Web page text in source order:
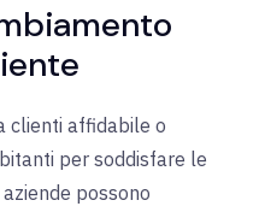
clienti affidabile o
per soddisfare le
possono